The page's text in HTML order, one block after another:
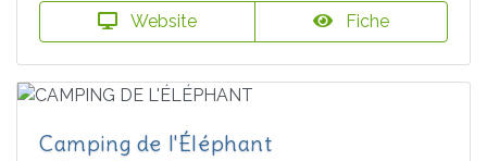
Website Fiche
Camping de l'Éléphant